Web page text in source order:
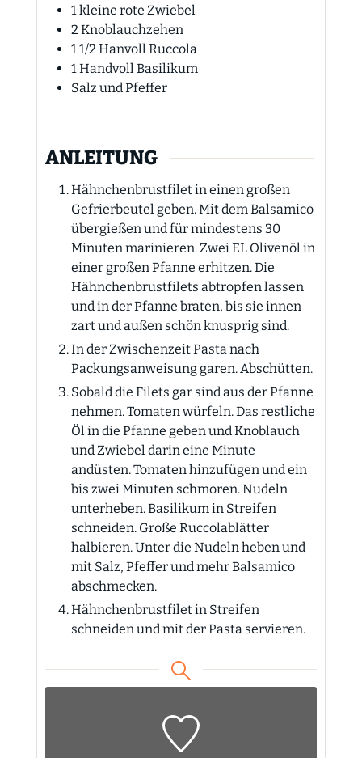
1kleine rote Zwiebel
2 Knoblauchzehen
1 1/2 Hanvoll Ruccola
1Handvoll Basilikum
Salz und Pfeffer
ANLEITUNG
Hähnchenbrustfilet in einen großen
Gefrierbeutel geben. Mit dem Balsamico
übergießen und für mindestens 30
Minuten marinieren. Zwei EL Olivenöl in
einer großen Pfanne erhitzen. Die
Hähnchenbrustfilets abtropfen lassen
und in der Pfanne braten, bis sie innen
zart und außen schön knusprig sind.
In der Zwischenzeit Pasta nach
Packungsanweisung garen. Abschütten.
Sobald die Filets gar sind aus der Pfanne
nehmen. Tomaten würfeln. Das restliche
Öl in die Pfanne geben und Knoblauch
und Zwiebel darin eine Minute
andüsten. Tomaten hinzufügen und ein
bis zwei Minuten schmoren. Nudeln
unterheben. Basilikum in Streifen
schneiden. Große Ruccolablätter
halbieren. Unter die Nudeln heben und
mit Salz, Pfeffer und mehr Balsamico
abschmecken.
Hähnchenbrustfilet in Streifen
schneiden und mit der Pasta servieren.